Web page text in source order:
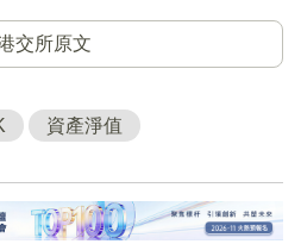
交所原文
資產淨值